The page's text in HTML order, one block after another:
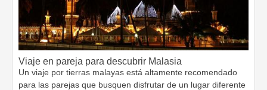
Viaje en pareja para descubrir Malasia
Un viaje por tierras malayas está altamente recomendado
para las parejas que busquen disfrutar de un lugar diferente